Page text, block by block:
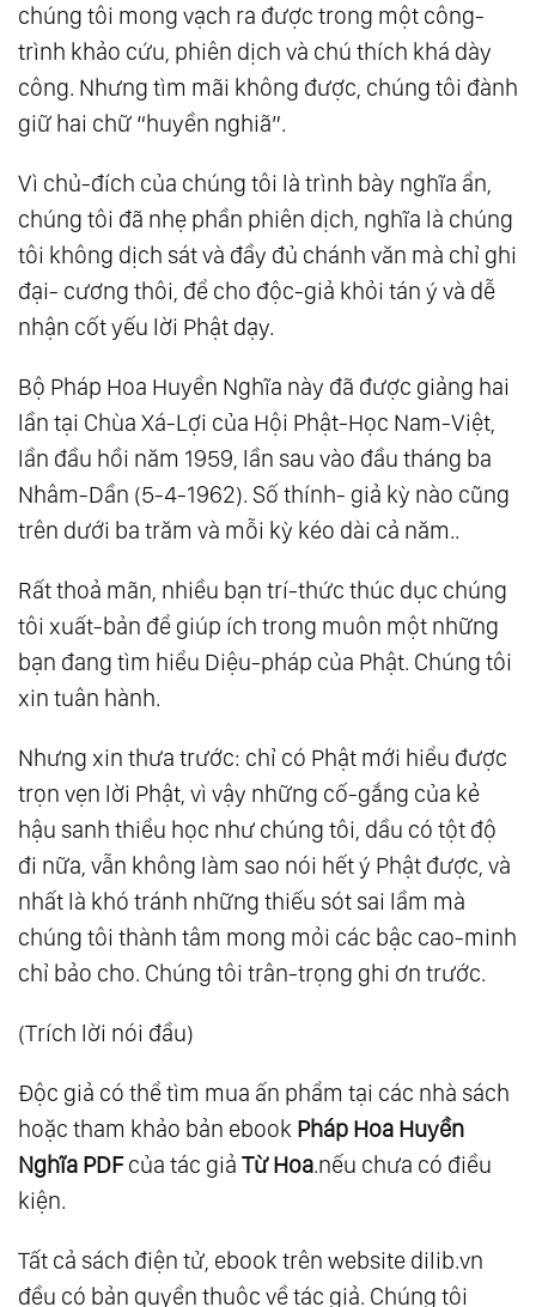
chúng tôi mong vạch ra được trong một công-
trình khảo cứu, phiên dịch và chú thích khá dày
công. Nhưng tìm mãi không được, chúng tôi đành
giữ hai chữ “huyền nghiã”.
Vì chủ-đích của chúng tôi là trình bày nghĩa ẩn,
chúng tôi đã nhẹ phần phiên dịch, nghĩa là chúng
tôi không dịch sát và đầy đủ chánh văn mà chỉ ghi
đại- cương thôi, để cho độc-giả khỏi tán ý và dễ
nhận cốt yếu lời Phật dạy.
Bộ Pháp Hoa Huyền Nghĩa này đã được giảng hai
lần tại Chùa Xá-Lợi của Hội Phật-Học Nam-Việt,
lần đầu hồi năm 1959, lần sau vào đầu tháng ba
Nhâm-Dần (5-4-1962). Số thính- giả kỳ nào cũng
trên dưới ba trăm và mỗi kỳ kéo dài cả năm..
Rất thoả mãn, nhiều bạn trí-thức thúc dục chúng
tôi xuất-bản để giúp ích trong muôn một những
bạn đang tìm hiểu Diệu-pháp của Phật. Chúng tôi
xin tuân hành.
Nhưng xin thưa trước: chỉ có Phật mới hiểu được
trọn vẹn lời Phật, vì vậy những cố-gắng của kẻ
hậu sanh thiểu học như chúng tôi, dầu có tột độ
đi nữa, vẫn không làm sao nói hết ý Phật được, và
nhất là khó tránh những thiếu sót sai lầm mà
chúng tôi thành tâm mong mỏi các bậc cao-minh
chỉ bảo cho. Chúng tôi trân-trọng ghi ơn trước.
(Trích lời nói đầu)
Độc giả có thể tìm mua ấn phẩm tại các nhà sách
hoặc tham khảo bản ebook Pháp Hoa Huyền
Nghĩa PDFcủa tác giả Từ Hoa.nếu chưa có điều
kiện.
Tất cả sách điện tử, ebook trên website dilib.vn
đều có bản quyền thuộc về tác giả. Chúng tôi